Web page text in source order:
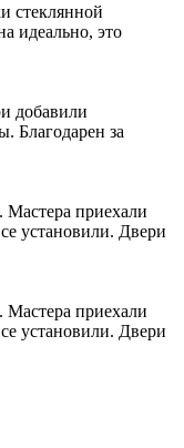
стеклянной
идеально, это
добавили
Благодарен за
Мастера приехали
установили. Двери
Мастера приехали
установили. Двери